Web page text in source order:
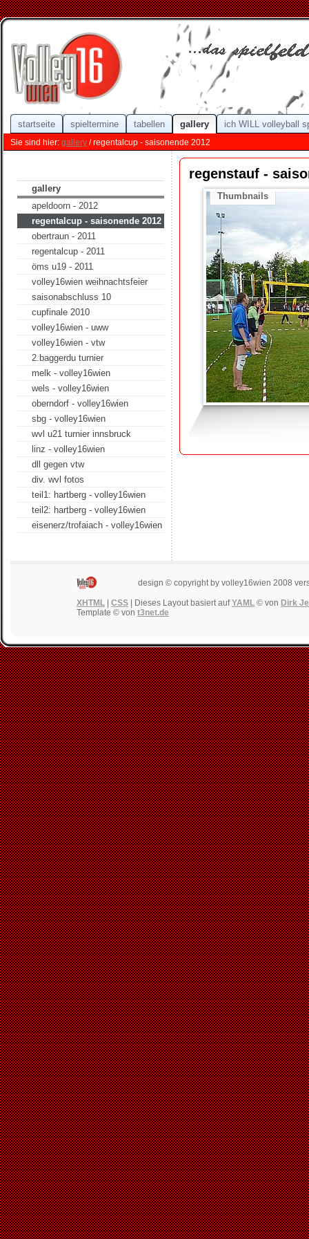
startseite spieltermine tabellen gallery ich WILL volleyball
Sie sind hier: gallery / regentalcup - saisonende 2012
gallery
apeldoorn - 2012
regentalcup - saisonende 2012
obertraun - 2011
regentalcup - 2011
öms u19 - 2011
volley16wien weihnachtsfeier
saisonabschluss 10
cupfinale 2010
volley16wien - uww
volley16wien - vtw
2.baggerdu turnier
melk - volley16wien
wels - volley16wien
oberndorf - volley16wien
sbg - volley16wien
wvl u21 turnier innsbruck
linz - volley16wien
dll gegen vtw
div. wvl fotos
teil1: hartberg - volley16wien
teil2: hartberg - volley16wien
eisenerz/trofaiach - volley16wien
regenstauf -
Thumbnails
design © copyright by volley16wien 2008
XHTML CSS | Dieses Layout basiert aufYAML © von Dirk
Template © von t3net.de